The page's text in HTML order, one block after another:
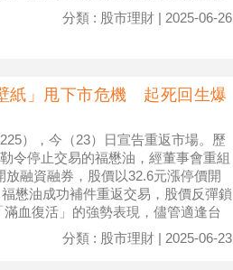
分類 : 股市理財 | 2025-06-26
紙」甩下市危機 起死回生爆
），今（23）日宣告重返市場。歷
令停止交易的福懋油，經董事會重組
融資融券，股價以32.6元漲停價開
懋油成功補件重返交易，股價反彈鎖
血復活」的強勢表現，儘管適逢台
分類 : 股市理財 | 2025-06-23